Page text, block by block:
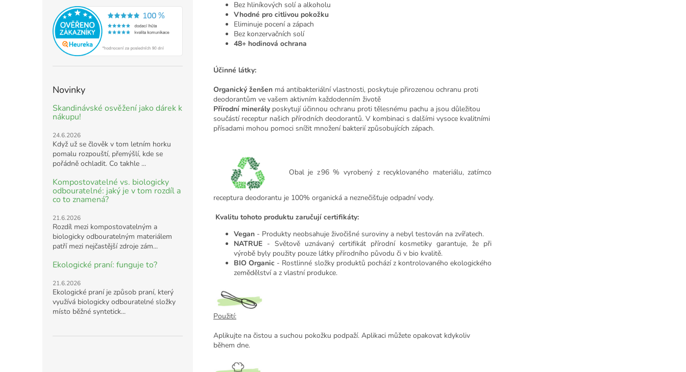
Novinky
Skandinávské osvěžení jako dárek k
nákupu!
24.6.2026
Když už se člověk v tom letním horku
pomalu rozpouští, přemýšlí, kde se
pořádně ochladit. Co takhle ...
Kompostovatelné vs. biologicky
odbouratelné: jaký je v tom rozdíl a
co to znamená?
21.6.2026
Rozdíl mezi kompostovatelným a
biologicky odbouratelným materiálem
patří mezi nejčastější zdroje zám...
Ekologické praní: funguje to?
21.6.2026
Ekologické praní je způsob praní, který
využívá biologicky odbouratelné složky
místo běžné syntetick...
Bez hliníkových solí a alkoholu
Vhodné pro citlivou pokožku
Eliminuje pocení a zápach
Bez konzervačních solí
48+ hodinová ochrana
Účinné látky:
Organický ženšen má antibakteriální vlastnosti, poskytuje přirozenou ochranu proti
deodorantům ve vašem aktivním každodenním životě
Přírodní minerály poskytují účinnou ochranu proti tělesnému pachu a jsou důležitou
součástí receptur našich přírodních deodorantů. V kombinaci s dalšími vysoce kvalitními
přísadami mohou pomoci snížit množení bakterií způsobujících zápach.
Obal je z 96 % vyrobený z recyklovaného materiálu, zatímco
receptura deodorantu je 100% organická a neznečišťuje odpadní vody.
Kvalitu tohoto produktu zaručují certifikáty:
Vegan - Produkty neobsahuje živočišné suroviny a nebyl testován na zvířatech.
NATRUE - Světově uznávaný certifikát přírodní kosmetiky garantuje, že při
výrobě byly použity pouze látky přírodního původu či v bio kvalitě.
BIO Organic - Rostlinné složky produktů pochází z kontrolovaného ekologického
zemědělství a z vlastní produkce.
Použití:
Aplikujte na čistou a suchou pokožku podpaží. Aplikaci můžete opakovat kdykoliv
během dne.